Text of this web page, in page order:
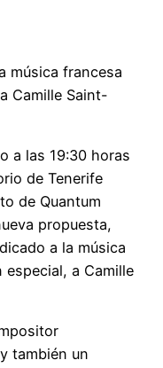
música francesa
Camille Saint-
a las 19:30 horas
de Tenerife
de Quantum
propuesta,
a la música
a Camille
también un